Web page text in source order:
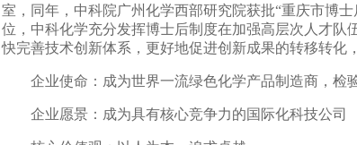
室，同年，中科院广州化学西部研究院获批“重庆市博
位，中科化学充分发挥博士后制度在加强高层次人才队
快完善技术创新体系，更好地促进创新成果的转移转化
企业使命：成为世界一流绿色化学产品制造商，检
企业愿景：成为具有核心竞争力的国际化科技公司